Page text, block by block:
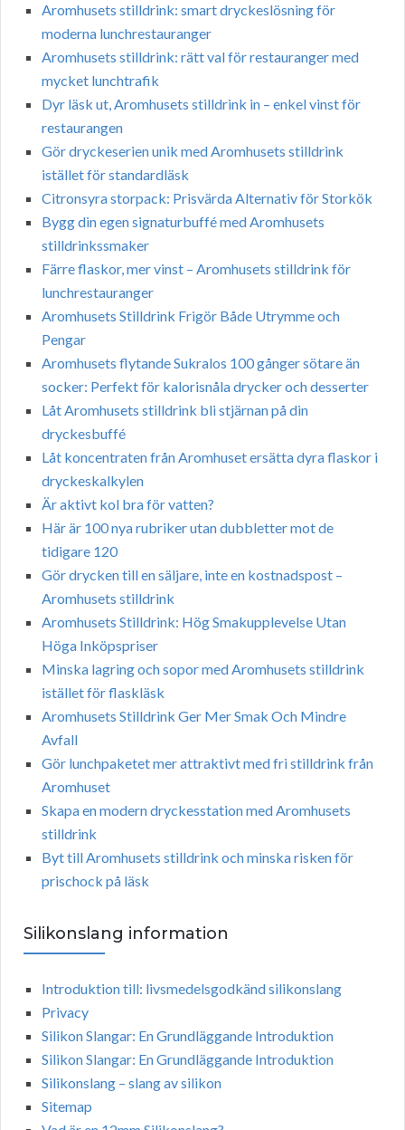
Aromhusets stilldrink: smart dryckeslösning för
moderna lunchrestauranger
Aromhusets stilldrink: rätt val för restauranger med
mycket lunchtrafik
Dyr läsk ut, Aromhusets stilldrink in – enkel vinst för
restaurangen
Gör dryckeserien unik med Aromhusets stilldrink
istället för standardläsk
Citronsyra storpack: Prisvärda Alternativ för Storkök
Bygg din egen signaturbuffé med Aromhusets
stilldrinkssmaker
Färre flaskor, mer vinst – Aromhusets stilldrink för
lunchrestauranger
Aromhusets Stilldrink Frigör Både Utrymme och
Pengar
Aromhusets flytande Sukralos 100 gånger sötare än
socker: Perfekt för kalorisnåla drycker och desserter
Låt Aromhusets stilldrink bli stjärnan på din
dryckesbuffé
Låt koncentraten från Aromhuset ersätta dyra flaskor i
dryckeskalkylen
Är aktivt kol bra för vatten?
Här är 100 nya rubriker utan dubbletter mot de
tidigare 120
Gör drycken till en säljare, inte en kostnadspost –
Aromhusets stilldrink
Aromhusets Stilldrink: Hög Smakupplevelse Utan
Höga Inköpspriser
Minska lagring och sopor med Aromhusets stilldrink
istället för flaskläsk
Aromhusets Stilldrink Ger Mer Smak Och Mindre
Avfall
Gör lunchpaketet mer attraktivt med fri stilldrink från
Aromhuset
Skapa en modern dryckesstation med Aromhusets
stilldrink
Byt till Aromhusets stilldrink och minska risken för
prischock på läsk
Silikonslang information
Introduktion till: livsmedelsgodkänd silikonslang
Privacy
Silikon Slangar: En Grundläggande Introduktion
Silikon Slangar: En Grundläggande Introduktion
Silikonslang – slang av silikon
Sitemap